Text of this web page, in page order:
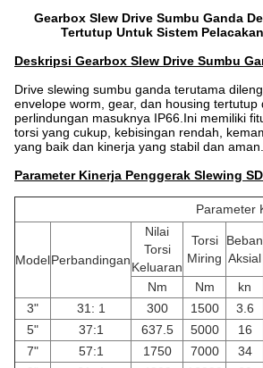
Gearbox Slew Drive Sumbu Ganda
Tertutup Untuk Sistem
Deskripsi Gearbox Slew Drive Sumbu
Drive slewing sumbu ganda terutama
envelope worm, gear, dan housing tertutup
perlindungan masuknya IP66.Ini memiliki
torsi yang cukup, kebisingan rendah,
yang baik dan kinerja yang stabil dan aman.
Parameter Kinerja Penggerak Slewing
Parameter
ModelPerbandingan
Nilai
Torsi
Keluaran
Torsi
Miring
Beban
Aksial
Nm
Nm kn
3"
31: 1 300 1500 3.6
5"
37:1 637.5 5000 16
7"
57:1 1750 7000 34